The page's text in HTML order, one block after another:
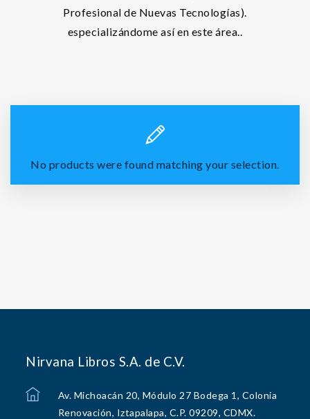
Profesional de Nuevas Tecnologías).
especializándome así en este área..
No products were found matching your selection.
Nirvana Libros S.A. de C.V.
Av. Michoacán 20, Módulo 27 Bodega 1, Colonia
Renovación, Iztapalapa, C.P. 09209, CDMX.